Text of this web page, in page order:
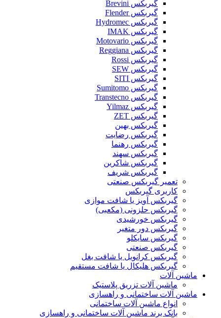
گیربکس Brevini
گیربکس Flender
گیربکس Hydromec
گیربکس IMAK
گیربکس Motovario
گیربکس Reggiana
گیربکس Rossi
گیربکس SEW
گیربکس SITI
گیربکس Sumitomo
گیربکس Transtecno
گیربکس Yilmaz
گیربکس ZET
گیربکس بهین
گیربکس رضایت
گیربکس رهنما
گیربکس سهند
گیربکس شاکرین
گیربکس شریف
تعمیر گیربکس صنعتی
کاربری گیربکس
گیربکس آویز یا شافت موازی
گیربکس حلزونی (مکعبی)
گیربکس خورشیدی
گیربکس دور متغیر
گیربکس سایکلو
گیربکس صنعتی
گیربکس کرانویل یا شافت بغل
گیربکس هلیکال یا شافت مستقیم
ماشین آلات
ماشین آلات تزریق پلاستیک
ماشین آلات ساختمانی و راهسازی
انواع ماشین آلات ساختمانی
بانک برند ماشین آلات ساختمانی و راهسازی